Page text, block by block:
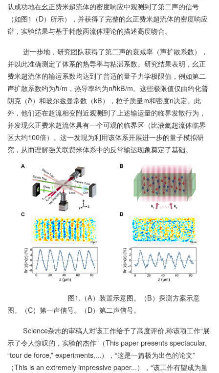
队成功地在幺正费米超流体的密度响应中观测到了第二声的信号
（如图1（D）所示），并获得了完整的幺正费米超流体的密度响应
谱，实验结果与基于耗散两流体理论的描述高度吻合。
进一步地，研究团队获得了第二声的衰减率（声扩散系数），
并以此准确测定了体系的热导率与粘滞系数。研究结果表明，幺正
费米超流体的输运系数均达到了普适的量子力学极限值，例如第二
声扩散系数约为ℏ/m，热导率约为nℏkB/m。这些极限值仅由约化普
朗克（ℏ）和玻尔兹曼常数（kB），粒子质量m和密度n决定。此
外，他们还在超流相变附近观测到了上述输运量的临界发散行为，
并发现幺正费米超流体具有一个可观的临界区（比液氦超流体临界
区大约100倍）。这一发现为利用该体系开展进一步的量子模拟研
究，从而理解强关联费米体系中的反常输运现象奠定了基础。
图1.（A）装置示意图。（B）探测方案示意
图。（C）第一声信号。（D）第二声信号。
Science杂志的审稿人对该工作给予了高度评价,称该项工作“展
示了令人惊叹的，实验的杰作”（This paper presents spectacular,
“tour de force,” experiments,...），“这是一篇极为出色的论文”
（This is an extremely impressive paper...），“该工作有望成为量